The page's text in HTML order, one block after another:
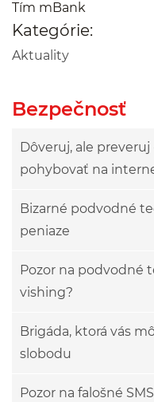
Tím mBank
Kategórie:
Aktuality
Bezpečnosť
Dôveruj, ale
pohybovať na
Bizarné podvodné
peniaze
Pozor na podvodné
vishing?
Brigáda, ktorá vás
slobodu
Pozor na falošné